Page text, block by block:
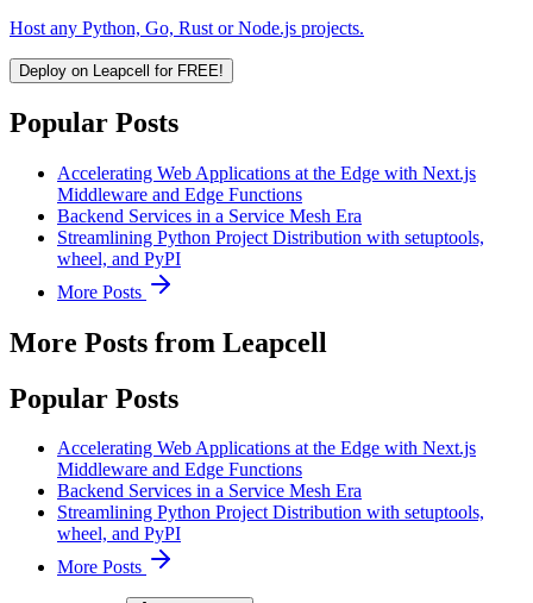
Host any Python, Go, Rust or Node.js projects.
Deploy on Leapcell for FREE!
Popular Posts
Accelerating Web Applications at the Edge with Next.js
Middleware and Edge Functions
Backend Services in a Service Mesh Era
Streamlining Python Project Distribution with setuptools,
wheel, and PyPI
More Posts
More Posts from Leapcell
Popular Posts
Accelerating Web Applications at the Edge with Next.js
Middleware and Edge Functions
Backend Services in a Service Mesh Era
Streamlining Python Project Distribution with setuptools,
wheel, and PyPI
More Posts